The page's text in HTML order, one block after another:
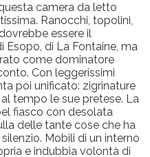
camera da letto
Ranocchi, topolini,
essere il
Esopo, di La Fontaine, ma
come dominatore
Con leggerissimi
poi unificato: zigrinature
tempo le sue pretese. La
fiasco con desolata
delle tante cose che ha
Mobili di un interno
e indubbia volontà di